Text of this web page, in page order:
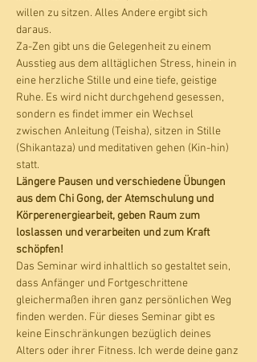
willen zu sitzen. Alles Andere ergibt sich
daraus.
Za-Zen gibt uns die Gelegenheit zu einem
Ausstieg aus dem alltäglichen Stress, hinein in
eine herzliche Stille und eine tiefe, geistige
Ruhe. Es wird nicht durchgehend gesessen,
sondern es findet immer ein Wechsel
zwischen Anleitung (Teisha), sitzen in Stille
(Shikantaza) und meditativen gehen (Kin-hin)
statt.
Längere Pausen und verschiedene Übungen
aus dem Chi Gong, der Atemschulung und
Körperenergiearbeit, geben Raum zum
loslassen und verarbeiten und zum Kraft
schöpfen!
Das Seminar wird inhaltlich so gestaltet sein,
dass Anfänger und Fortgeschrittene
gleichermaßen ihren ganz persönlichen Weg
finden werden. Für dieses Seminar gibt es
keine Einschränkungen bezüglich deines
Alters oder ihrer Fitness. Ich werde deine ganz